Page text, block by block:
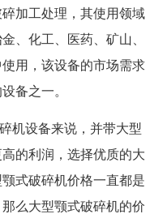
加工处理，其使用领域
、化工、医药、矿山、
用，该设备的市场需求
备之一。
机设备来说，并带大型
的利润，选择优质的大
式破碎机价格一直都是
么大型颚式破碎机的价